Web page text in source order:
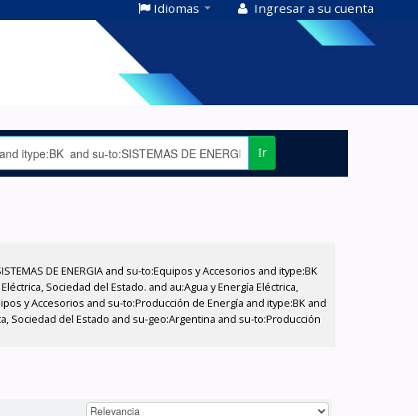
Idiomas Ingresar a su cuenta
Ir
DE ENERGIA and su-to:Equipos y Accesorios and itype:BK
Sociedad del Estado. and au:Agua y Energía Eléctrica,
y Accesorios and su-to:Producción de Energía and itype:BK and
Sociedad del Estado and su-geo:Argentina and su-to:Producción